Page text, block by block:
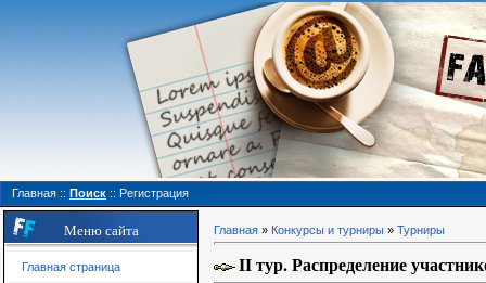
Главная :: Поиск :: Регистрация
Меню сайта
Главная страница
Главная » Конкурсы и турниры » Турниры
II тур. Распределение